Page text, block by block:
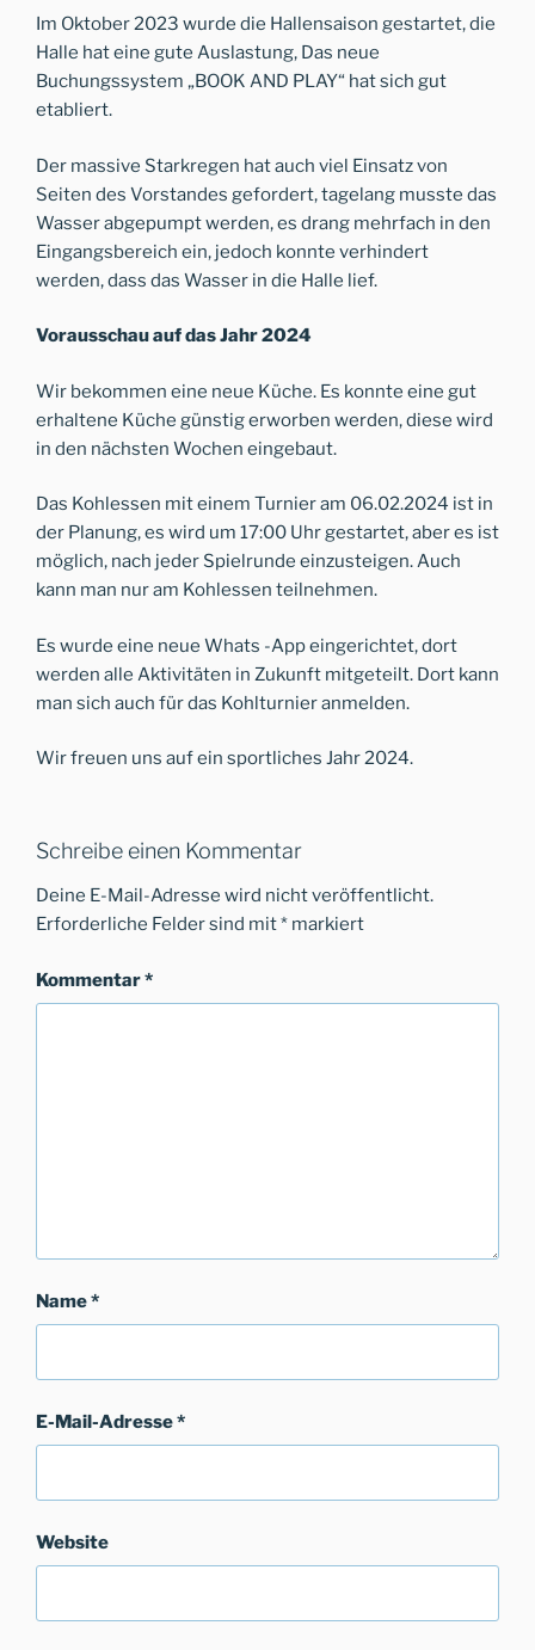
Im Oktober 2023 wurde die Hallensaison gestartet, die
Halle hat eine gute Auslastung, Das neue
Buchungssystem „BOOK AND PLAY“ hat sich gut
etabliert.
Der massive Starkregen hat auch viel Einsatz von
Seiten des Vorstandes gefordert, tagelang musste das
Wasser abgepumpt werden, es drang mehrfach in den
Eingangsbereich ein, jedoch konnte verhindert
werden, dass das Wasser in die Halle lief.
Vorausschau auf das Jahr 2024
Wir bekommen eine neue Küche. Es konnte eine gut
erhaltene Küche günstig erworben werden, diese wird
in den nächsten Wochen eingebaut.
Das Kohlessen mit einem Turnier am 06.02.2024 ist in
der Planung, es wird um 17:00 Uhr gestartet, aber es ist
möglich, nach jeder Spielrunde einzusteigen. Auch
kann man nur am Kohlessen teilnehmen.
Es wurde eine neue Whats -App eingerichtet, dort
werden alle Aktivitäten in Zukunft mitgeteilt. Dort kann
man sich auch für das Kohlturnier anmelden.
Wir freuen uns auf ein sportliches Jahr 2024.
Schreibe einen Kommentar
Deine E-Mail-Adresse wird nicht veröffentlicht.
Erforderliche Felder sind mit* markiert
Kommentar*
Name*
E-Mail-Adresse*
Website